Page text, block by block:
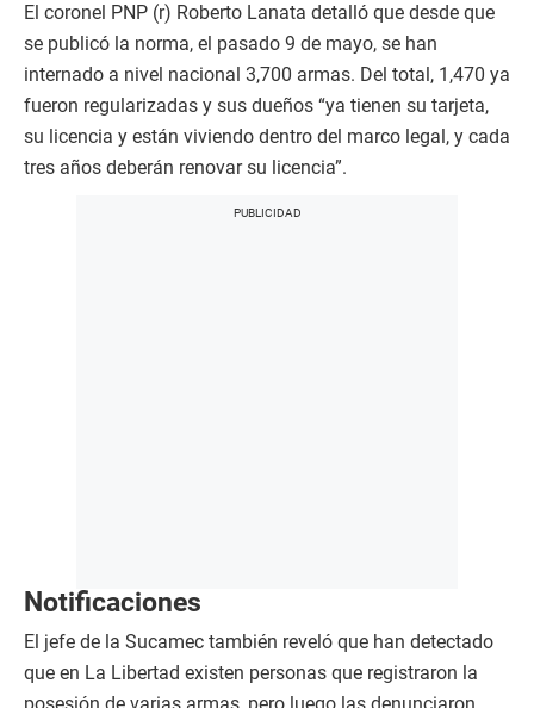
El coronel PNP (r) Roberto Lanata detalló que desde que
se publicó la norma, el pasado 9 de mayo, se han
internado a nivel nacional 3,700 armas. Del total, 1,470 ya
fueron regularizadas y sus dueños “ya tienen su tarjeta,
su licencia y están viviendo dentro del marco legal, y cada
tres años deberán renovar su licencia”.
Notificaciones
El jefe de la Sucamec también reveló que han detectado
que en La Libertad existen personas que registraron la